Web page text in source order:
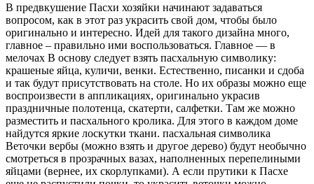
В предвкушение Пасхи хозяйки начинают задаваться
вопросом, как в этот раз украсить свой дом, чтобы было
оригинально и интересно. Идей для такого дизайна много,
главное – правильно ими воспользоваться. Главное — в
мелочах В основу следует взять пасхальную символику:
крашеные яйца, куличи, венки. Естественно, писанки и сдоба
и так будут присутствовать на столе. Но их образы можно еще
воспроизвести в аппликациях, оригинально украсив
праздничные полотенца, скатерти, салфетки. Там же можно
разместить и пасхального кролика. Для этого в каждом доме
найдутся яркие лоскутки ткани. пасхальная символика
Веточки вербы (можно взять и другое дерево) будут необычно
смотреться в прозрачных вазах, наполненных перепелиными
яйцами (вернее, их скорлупками). А если прутики к Пасхе